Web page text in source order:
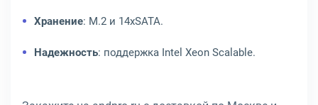
Хранение: M.2 и 14xSATA.
Надежность: поддержка Intel Xeon Scalable.